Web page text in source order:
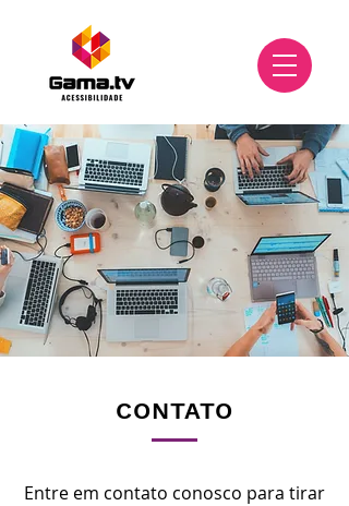
CONTATO
Entre em contato conosco para tirar